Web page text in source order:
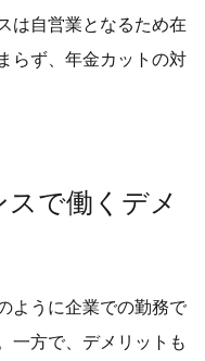
は自営業となるため在
らず、年金カットの対
で働くデメ
ように企業での勤務で
一方で、デメリットも